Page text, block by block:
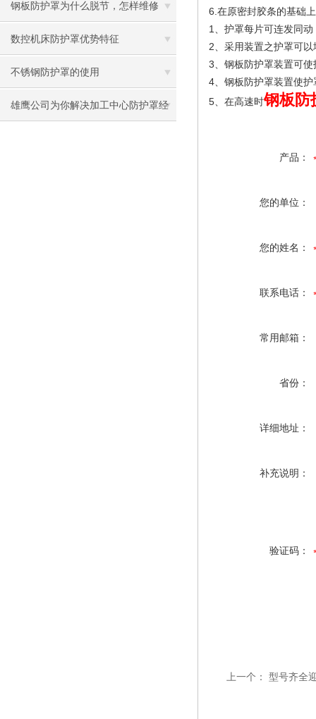
钢板防护罩为什么脱节，怎样维修
数控机床防护罩优势特征
不锈钢防护罩的使用
雄鹰公司为你解决加工中心防护罩经
6. 在原密封胶条的基础
1 、护罩每片可连发同
2、采用装置之护罩可
3、钢板防护罩装置可
4、钢板防护罩装置使
5、在高速时钢板防
产品：
您的单位：
您的姓名：
联系电话：
常用邮箱：
省份：
详细地址：
补充说明：
验证码：
上一个： 型号齐全